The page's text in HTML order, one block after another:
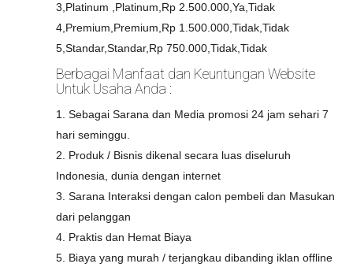
3,Platinum ,Platinum,Rp 2.500.000,Ya,Tidak
4,Premium,Premium,Rp 1.500.000,Tidak,Tidak
5,Standar,Standar,Rp 750.000,Tidak,Tidak
Berbagai Manfaat dan Keuntungan Website
Untuk Usaha Anda :
1. Sebagai Sarana dan Media promosi 24 jam sehari 7
hari seminggu.
2. Produk / Bisnis dikenal secara luas diseluruh
Indonesia, dunia dengan internet
3. Sarana Interaksi dengan calon pembeli dan Masukan
dari pelanggan
4. Praktis dan Hemat Biaya
5. Biaya yang murah / terjangkau dibanding iklan offline